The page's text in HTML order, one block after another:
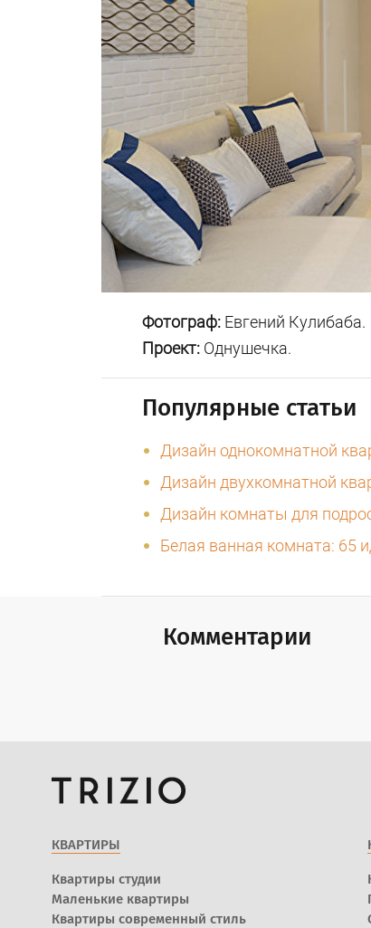
Фотограф: Евгений Кулибаба.
Проект: Однушечка.
Популярные статьи
Дизайн однокомнатной
Дизайн двухкомнатной
Дизайн комнаты для
Белая ванная комната: 65
Комментарии
КВАРТИРЫ
Квартиры студии
Маленькие квартиры
Квартиры современный стиль